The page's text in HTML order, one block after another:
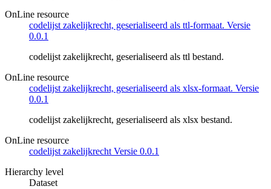
OnLine resource
codelijst zakelijkrecht, geserialiseerd als ttl-formaat. Versie
0.0.1
codelijst zakelijkrecht, geserialiseerd als ttl bestand.
OnLine resource
codelijst zakelijkrecht, geserialiseerd als xlsx-formaat. Versie
0.0.1
codelijst zakelijkrecht, geserialiseerd als xlsx bestand.
OnLine resource
codelijst zakelijkrecht Versie 0.0.1
Hierarchy level
Dataset